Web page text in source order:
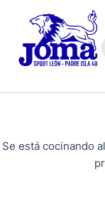
contenido
Se está cocinando